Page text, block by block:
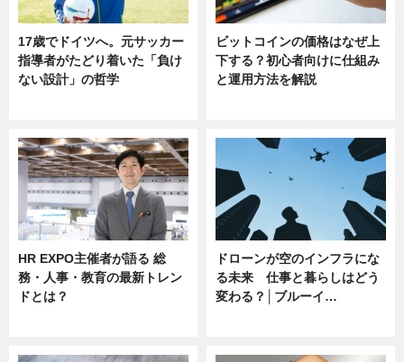
17歳でドイツへ。元サッカー
指導者がたどり着いた「負け
ない設計」の哲学
ビットコインの価格はなぜ上
下する？初心者向けに仕組み
と運用方法を解説
HR EXPO主催者が語る 総
務・人事・教育の最新トレン
ドとは？
ドローンが空のインフラにな
る未来 仕事と暮らしはどう
変わる？│ブルーイ…